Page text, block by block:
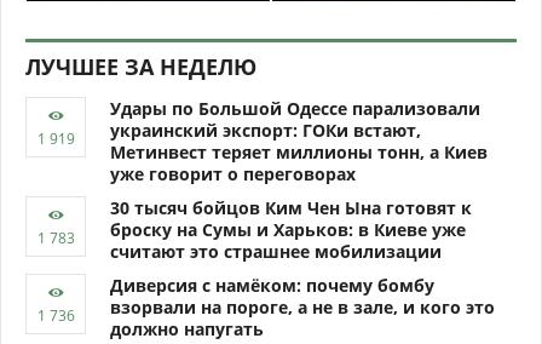
ЛУЧШЕЕ ЗА НЕДЕЛЮ
Удары по Большой Одессе парализовали
украинский экспорт: ГОКи встают,
Метинвест теряет миллионы тонн, а Киев
уже говорит о переговорах
30 тысяч бойцов Ким Чен Ына готовят к
броску на Сумы и Харьков: в Киеве уже
считают это страшнее мобилизации
Диверсия с намёком: почему бомбу
взорвали на пороге, а не в зале, и кого это
должно напугать